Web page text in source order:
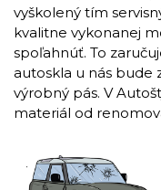
vyškolený tím
kvalitne vykonanej
spoľahnúť. To
autoskla u nás bude
výrobný pás. V
materiál od